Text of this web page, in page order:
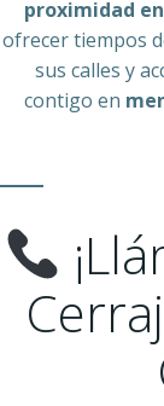
proximidad
ofrecer tiempos
sus calles y
contigo en